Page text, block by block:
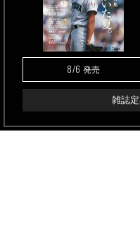
8/6 発売
雑誌